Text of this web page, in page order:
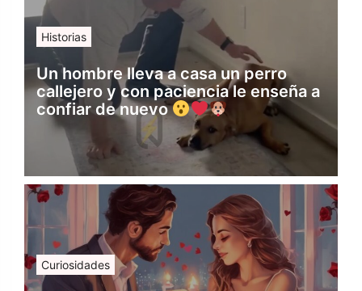
Historias
Un hombre lleva a casa un perro
callejero y con paciencia le enseña a
confiar de nuevo
Curiosidades